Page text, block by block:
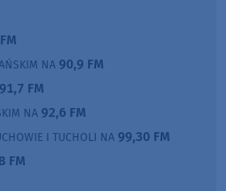
NA 90,9 FM
91,7 FM
NA 92,6 FM
I TUCHOLI NA 99,30 FM
FM